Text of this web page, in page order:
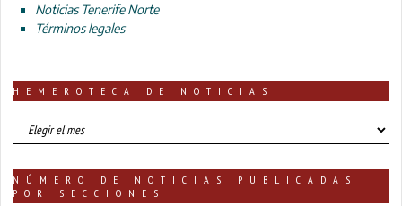
Noticias Tenerife Norte
Términos legales
HEMEROTECA DE NOTICIAS
HEMEROTECA
DE
NÚMERO DE NOTICIAS PUBLICADAS
POR SECCIONES